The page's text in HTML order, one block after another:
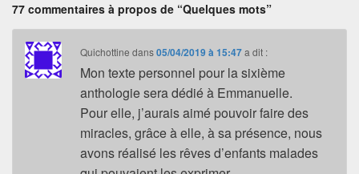
77 commentaires à propos de “Quelques mots”
Quichottine dans05/04/2019 à 15:47 a dit :
Mon texte personnel pour la sixième
anthologie sera dédié à Emmanuelle.
Pour elle, j’aurais aimé pouvoir faire des
miracles, grâce à elle, à sa présence, nous
avons réalisé les rêves d’enfants malades